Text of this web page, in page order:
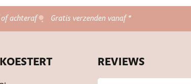
achteraf Gratis verzenden vanaf *
KOESTERT REVIEWS